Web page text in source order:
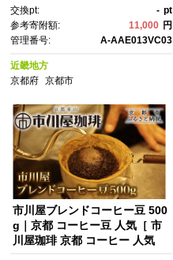
都 コーヒー 人気ブランド［ 京
都 アマノコーヒー スペシャル
ティコーヒー豆専門店 ブレン
ドコーヒー 人気 おすすめ ギフ
ト お取り寄せ 通販 送料無料 ふ
るさと納税 ]
交換pt: - pt
参考寄附額:
11,000 円
管理番号:
A-AAE013VC03
近畿地方
京都府
京都市
市川屋ブレンドコーヒー豆 500
g｜京都 コーヒー豆 人気［ 市
川屋珈琲 京都 コーヒー 人気